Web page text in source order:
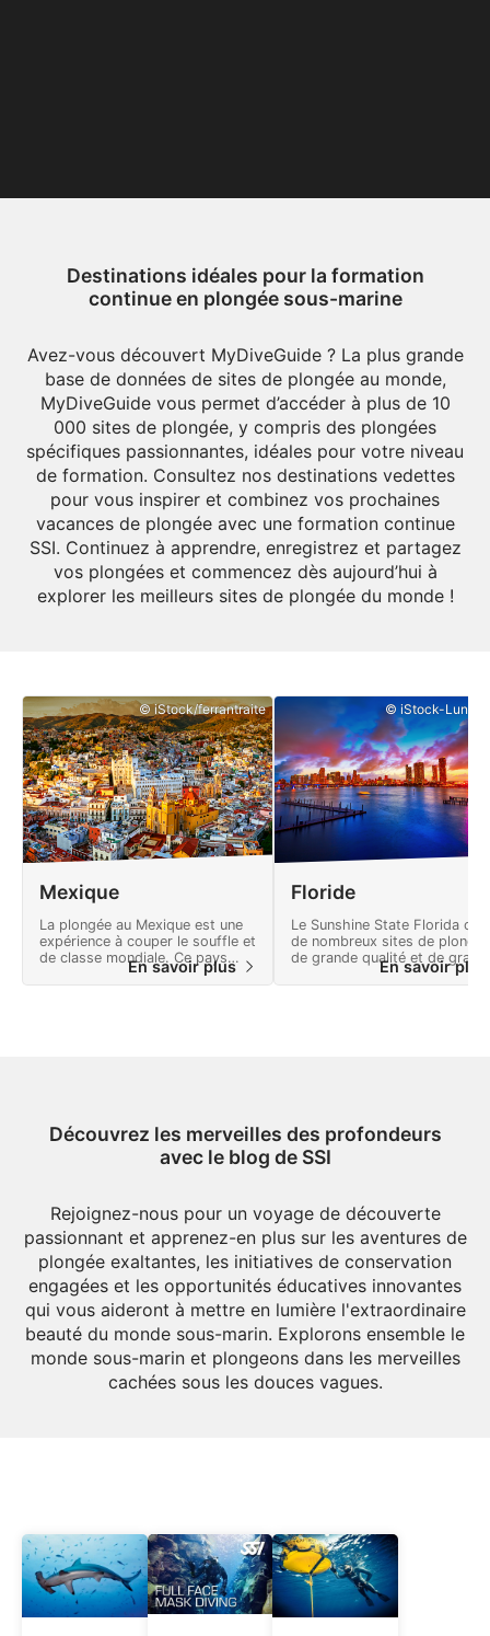
Destinations idéales pour la formation
continue en plongée sous-marine
Avez-vous découvert MyDiveGuide ? La plus grande
base de données de sites de plongée au monde,
MyDiveGuide vous permet d’accéder à plus de 10
000 sites de plongée, y compris des plongées
spécifiques passionnantes, idéales pour votre niveau
de formation. Consultez nos destinations vedettes
pour vous inspirer et combinez vos prochaines
vacances de plongée avec une formation continue
SSI. Continuez à apprendre, enregistrez et partagez
vos plongées et commencez dès aujourd’hui à
explorer les meilleurs sites de plongée du monde !
© iStock/ferrantraite
Mexique
La plongée au Mexique est une
expérience à couper le souffle et
de classe mondiale. Ce pays
offre de nombreuses aventures
et un paysage plein de
En savoir plus
© iStock-
Floride
Le Sunshine State Florida
de nombreux sites de plongée
de grande qualité et de
diversité, des Keys tropicales
la Floride aux épaves
En savoir
Découvrez les merveilles des profondeurs
avec le blog de SSI
Rejoignez-nous pour un voyage de découverte
passionnant et apprenez-en plus sur les aventures de
plongée exaltantes, les initiatives de conservation
engagées et les opportunités éducatives innovantes
qui vous aideront à mettre en lumière l'extraordinaire
beauté du monde sous-marin. Explorons ensemble le
monde sous-marin et plongeons dans les merveilles
cachées sous les douces vagues.